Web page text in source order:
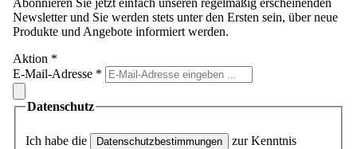
Abonnieren Sie jetzt einfach unseren regelmäßig erscheinenden
Newsletter und Sie werden stets unter den Ersten sein, über neue
Produkte und Angebote informiert werden.
Aktion *
E-Mail-Adresse *
Datenschutz
Ich habe die Datenschutzbestimmungen
zur Kenntnis